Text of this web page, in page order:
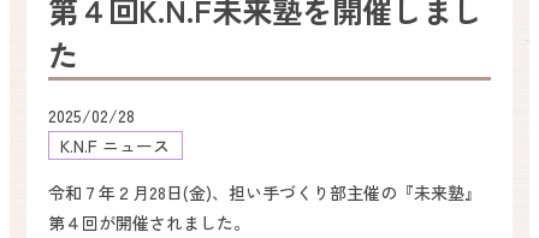
第４回K.N.F未来塾を開催しまし
た
2025/02/28
K.N.F ニュース
令和７年２月28日(金)、担い手づくり部主催の『未来塾』
第４回が開催されました。